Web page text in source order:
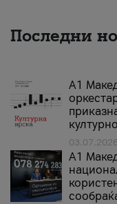
Последни
А1
03.07.2026
A1